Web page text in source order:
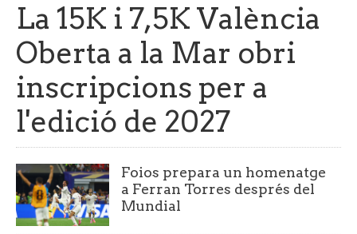
La 15K i 7,5K València
Oberta a la Mar obri
inscripcions per a
l'edició de 2027
Foios prepara un homenatge
a Ferran Torres després del
Mundial